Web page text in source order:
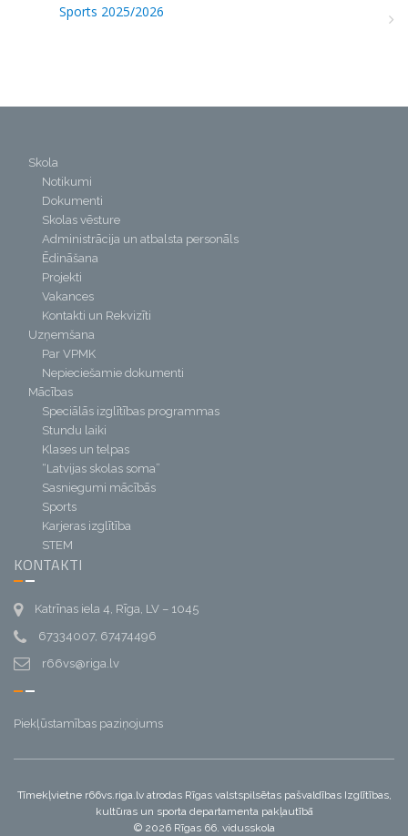
Sports 2025/2026
Skola
Notikumi
Dokumenti
Skolas vēsture
Administrācija un atbalsta personāls
Ēdināšana
Projekti
Vakances
Kontakti un Rekvizīti
Uzņemšana
Par VPMK
Nepieciešamie dokumenti
Mācības
Speciālās izglītības programmas
Stundu laiki
Klases un telpas
“Latvijas skolas soma”
Sasniegumi mācībās
Sports
Karjeras izglītība
STEM
KONTAKTI
Katrīnas iela 4, Rīga, LV – 1045
67334007, 67474496
r66vs@riga.lv
Piekļūstamības paziņojums
Tīmekļvietne r66vs.riga.lv atrodas Rīgas valstspilsētas pašvaldības Izglītības,
kultūras un sporta departamenta pakļautībā
© 2026 Rīgas 66. vidusskola